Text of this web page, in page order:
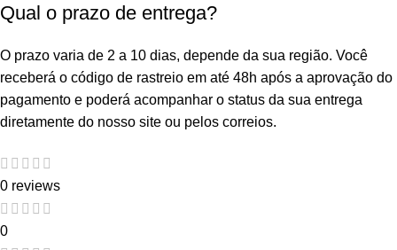
Qual o prazo de entrega?
O prazo varia de 2 a 10 dias, depende da sua região. Você
receberá o código de rastreio em até 48h após a aprovação do
pagamento e poderá acompanhar o status da sua entrega
diretamente do nosso site ou pelos correios.
0 reviews
0